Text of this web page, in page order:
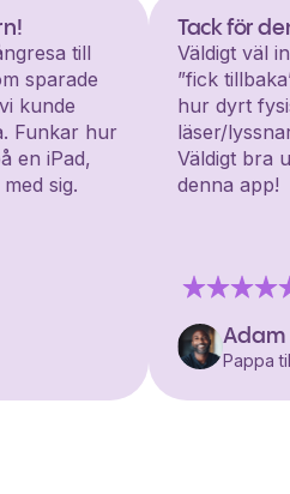
till
sparade
kunde
Funkar hur
en iPad,
sig.
Tack för
Väldigt väl
”fick
hur dyrt
läser/
Väldigt bra
denna app!
Adam
Pappa